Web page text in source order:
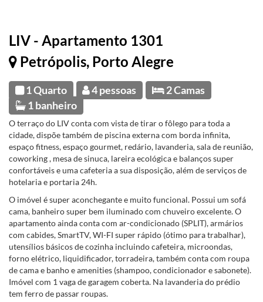
LIV - Apartamento 1301
Petrópolis, Porto Alegre
1 Quarto 4 pessoas
2 Camas
1 banheiro
O terraço do LIV conta com vista de tirar o fôlego para toda a
cidade, dispõe também de piscina externa com borda infinita,
espaço fitness, espaço gourmet, redário, lavanderia, sala de reunião,
coworking , mesa de sinuca, lareira ecológica e balanços super
confortáveis e uma cafeteria a sua disposição, além de serviços de
hotelaria e portaria 24h.
O imóvel é super aconchegante e muito funcional. Possui um sofá
cama, banheiro super bem iluminado com chuveiro excelente. O
apartamento ainda conta com ar-condicionado (SPLIT), armários
com cabides, SmartTV, WI-FI super rápido (ótimo para trabalhar),
utensílios básicos de cozinha incluindo cafeteira, microondas,
forno elétrico, liquidificador, torradeira, também conta com roupa
de cama e banho e amenities (shampoo, condicionador e sabonete).
Imóvel com 1 vaga de garagem coberta. Na lavanderia do prédio
tem ferro de passar roupas.